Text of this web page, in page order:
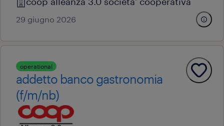
29 giugno 2026
operational
addetto banco gastronomia
(f/m/nb)